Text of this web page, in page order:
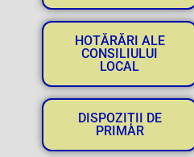
HOTĂRĂRI ALE
CONSILIULUI
LOCAL
DISPOZIȚII DE
PRIMAR